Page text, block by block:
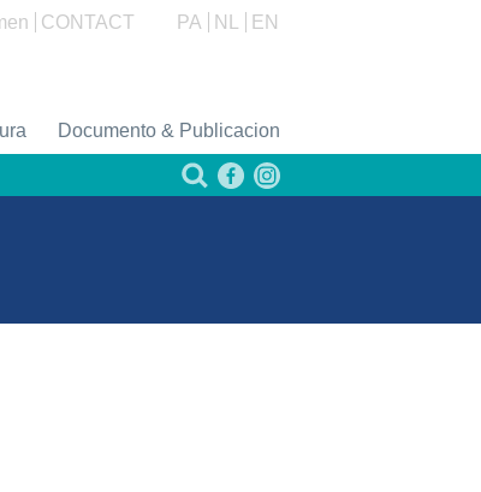
CONTACT PA NL EN
Documento & Publicacion